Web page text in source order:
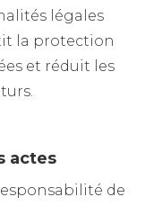
légales
la protection
et réduit les
actes
de